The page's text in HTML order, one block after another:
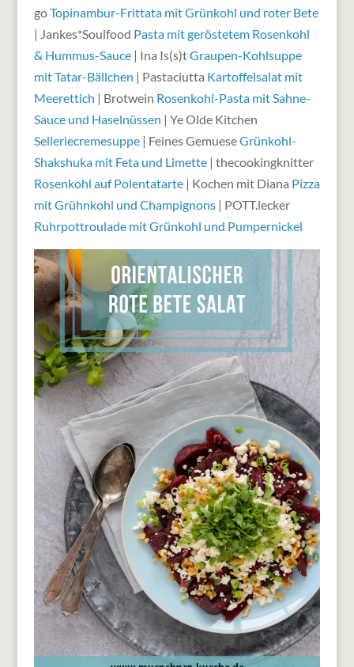
goTopinambur-Frittata mit Grünkohl und roter Bete
| Jankes*Soulfood Pasta mit geröstetem Rosenkohl
& Hummus-Sauce| Ina Is(s)tGraupen-Kohlsuppe
mit Tatar-Bällchen | Pastaciutta Kartoffelsalat mit
Meerettich | Brotwein Rosenkohl-Pasta mit Sahne-
Sauce und Haselnüssen | Ye Olde Kitchen
Selleriecremesuppe| Feines GemueseGrünkohl-
Shakshuka mit Feta und Limette| thecookingknitter
Rosenkohl auf Polentatarte| Kochen mit Diana Pizza
mit Grühnkohl und Champignons| POTT.lecker
Ruhrpottroulade mit Grünkohl und Pumpernickel